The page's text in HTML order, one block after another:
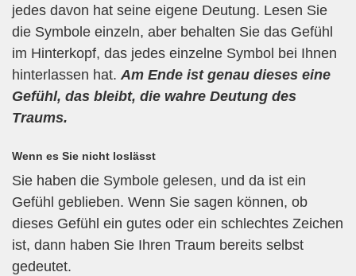
jedes davon hat seine eigene Deutung. Lesen Sie
die Symbole einzeln, aber behalten Sie das Gefühl
im Hinterkopf, das jedes einzelne Symbol bei Ihnen
hinterlassen hat. Am Ende ist genau dieses eine
Gefühl, das bleibt, die wahre Deutung des
Traums.
Wenn es Sie nicht loslässt
Sie haben die Symbole gelesen, und da ist ein
Gefühl geblieben. Wenn Sie sagen können, ob
dieses Gefühl ein gutes oder ein schlechtes Zeichen
ist, dann haben Sie Ihren Traum bereits selbst
gedeutet.